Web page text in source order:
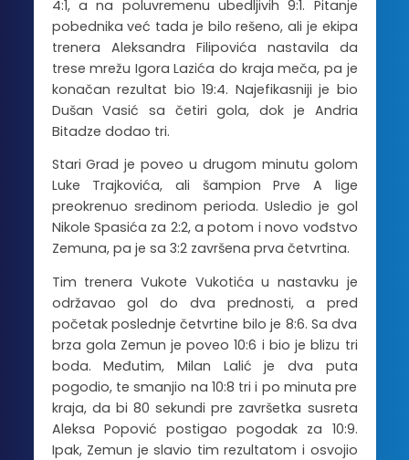
4:1, a na poluvremenu ubedljivih 9:1. Pitanje
pobednika već tada je bilo rešeno, ali je ekipa
trenera Aleksandra Filipovića nastavila da
trese mrežu Igora Lazića do kraja meča, pa je
konačan rezultat bio 19:4. Najefikasniji je bio
Dušan Vasić sa četiri gola, dok je Andria
Bitadze dodao tri.
Stari Grad je poveo u drugom minutu golom
Luke Trajkovića, ali šampion Prve A lige
preokrenuo sredinom perioda. Usledio je gol
Nikole Spasića za 2:2, a potom i novo vođstvo
Zemuna, pa je sa 3:2 završena prva četvrtina.
Tim trenera Vukote Vukotića u nastavku je
održavao gol do dva prednosti, a pred
početak poslednje četvrtine bilo je 8:6. Sa dva
brza gola Zemun je poveo 10:6 i bio je blizu tri
boda. Međutim, Milan Lalić je dva puta
pogodio, te smanjio na 10:8 tri i po minuta pre
kraja, da bi 80 sekundi pre završetka susreta
Aleksa Popović postigao pogodak za 10:9.
Ipak, Zemun je slavio tim rezultatom i osvojio